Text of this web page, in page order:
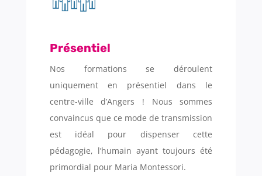
Présentiel
Nos formations se déroulent
uniquement en présentiel dans le
centre-ville d’Angers ! Nous sommes
convaincus que ce mode de transmission
est idéal pour dispenser cette
pédagogie, l’humain ayant toujours été
primordial pour Maria Montessori.